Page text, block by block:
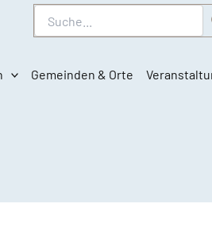
Suche
Gemeinden & Orte